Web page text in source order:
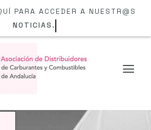
PARA ACCEDER A NUESTR@S
NOTICIAS.